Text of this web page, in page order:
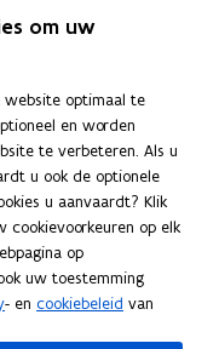
en SDG 11 (duurzame
van monitoring en
Door ecologie, sociale
kunnen we
en duurzame
cruciaal om
om uw
website optimaal te
en worden
te verbeteren. Als u
u ook de optionele
u aanvaardt? Klik
cookievoorkeuren op elk
op
uw toestemming
- en cookiebeleid van